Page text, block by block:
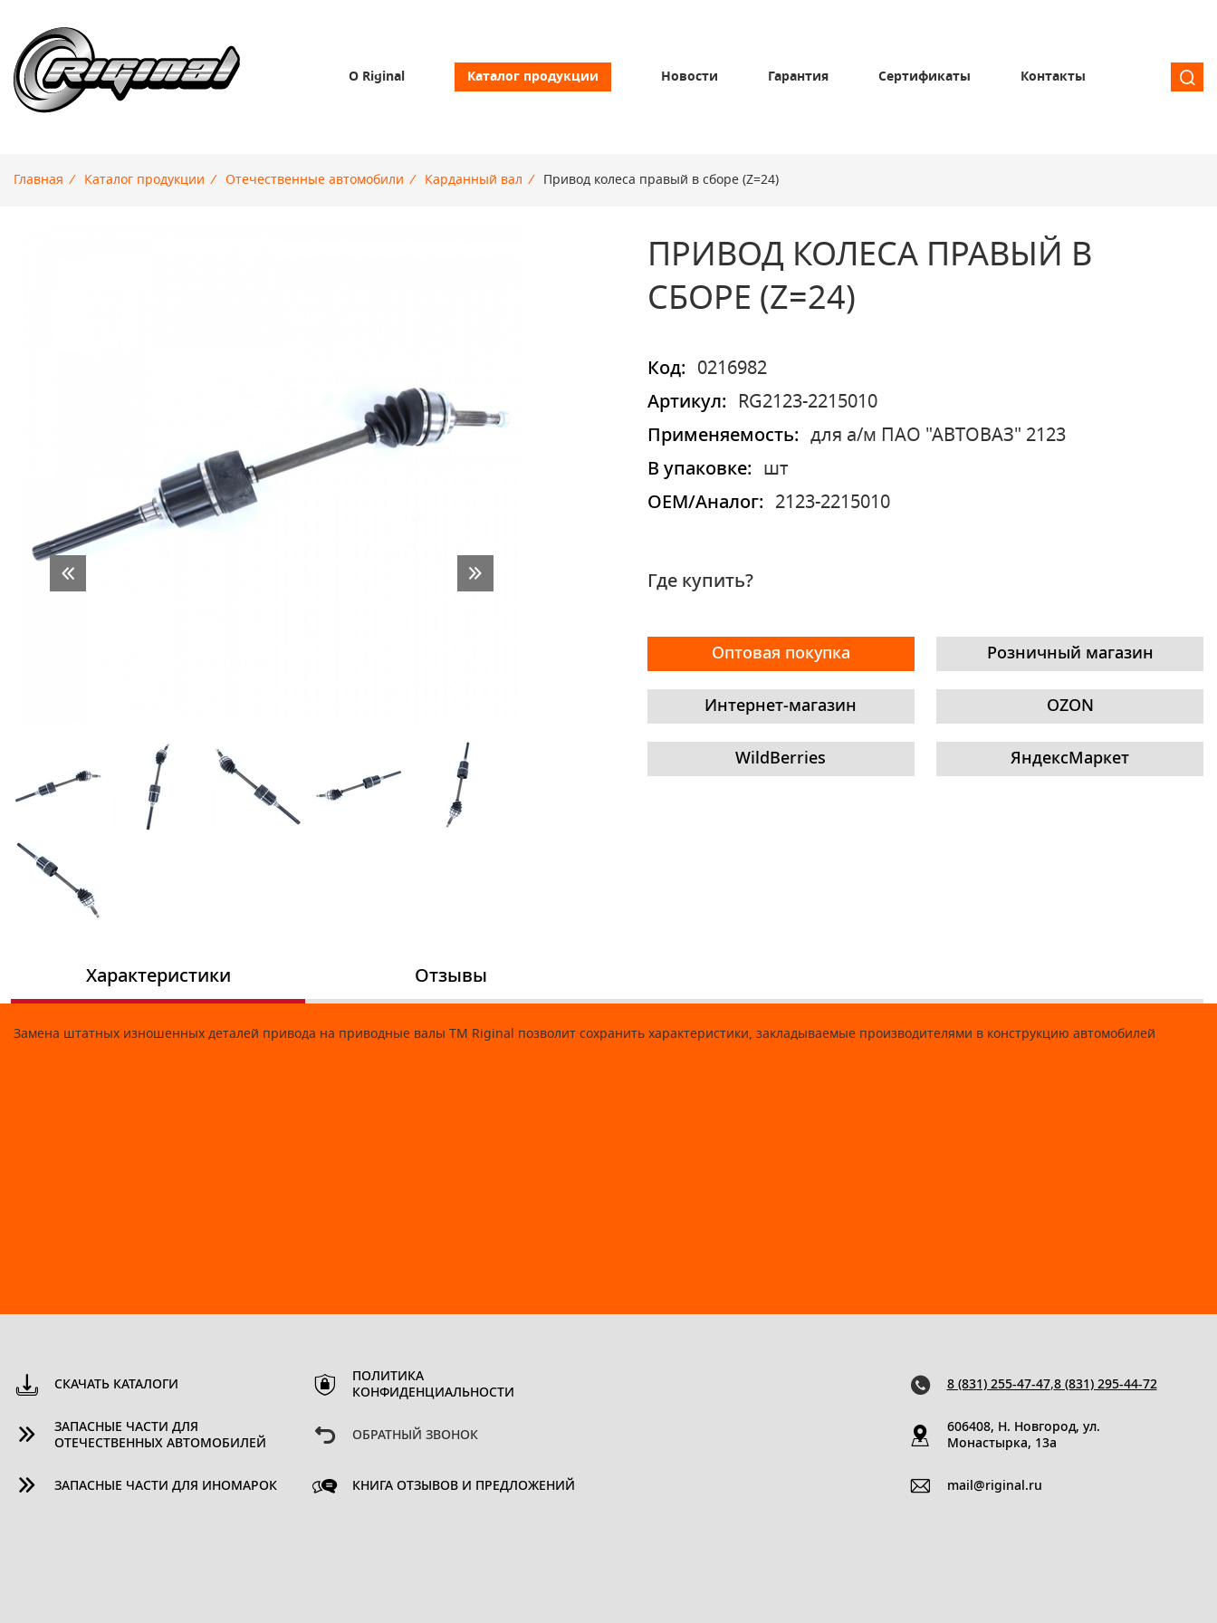
О Riginal Каталог продукции Новости Гарантия Сертификаты Контакты
Главная / Каталог продукции / Отечественные автомобили / Карданный вал / Привод колеса правый в сборе (Z=24)
ПРИВОД КОЛЕСА ПРАВЫЙ В
СБОРЕ (Z=24)
Код:
0216982
Артикул:
RG2123-2215010
Применяемость:
для а/м ПАО "АВТОВАЗ" 2123
В упаковке:
шт
OEM/Аналог:
2123-2215010
Где купить?
Оптовая покупка Розничный магазин
Интернет-магазин OZON
WildBerries ЯндексМаркет
Характеристики
Замена штатных изношенных деталей привода на приводные валы ТМ Riginal позволит сохранить характеристики, закладываемые производителями в конструкцию автомобилей
Отзывы
СКАЧАТЬ КАТАЛОГИ
ЗАПАСНЫЕ ЧАСТИ ДЛЯ
ОТЕЧЕСТВЕННЫХ АВТОМОБИЛЕЙ
ЗАПАСНЫЕ ЧАСТИ ДЛЯ ИНОМАРОК
ПОЛИТИКА
КОНФИДЕНЦИАЛЬНОСТИ
ОБРАТНЫЙ ЗВОНОК
КНИГА ОТЗЫВОВ И ПРЕДЛОЖЕНИЙ
8 (831) 255-47-47,8 (831) 295-44-72
606408, Н. Новгород, ул.
Монастырка, 13a
mail@riginal.ru